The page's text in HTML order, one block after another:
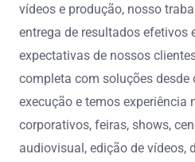
vídeos e produção, nosso
entrega de resultados efetivos
expectativas de nossos
completa com soluções desde
execução e temos experiência
corporativos, feiras, shows,
audiovisual, edição de vídeos,